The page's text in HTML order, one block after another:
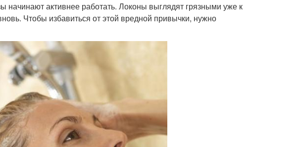
активнее работать. Локоны выглядят грязными уже к
Чтобы избавиться от этой вредной привычки, нужно